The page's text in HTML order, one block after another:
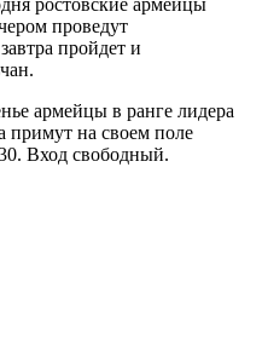
проведут
пройдет и
армейцы в ранге лидера
на своем поле
Вход свободный.